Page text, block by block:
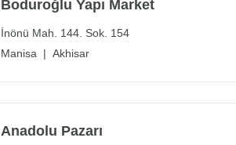
Boduroğlu Yapı Market
İnönü Mah. 144. Sok. 154
Manisa | Akhisar
Anadolu Pazarı